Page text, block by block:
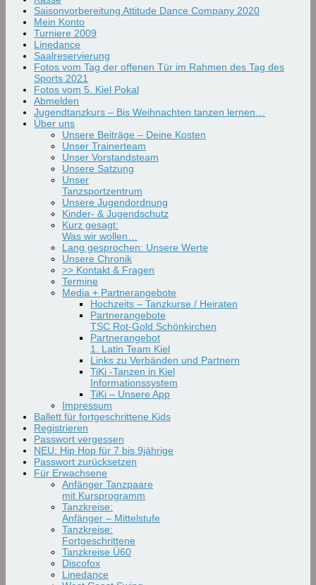
Saisonvorbereitung Attitude Dance Company 2020
Mein Konto
Turniere 2009
Linedance
Saalreservierung
Fotos vom Tag der offenen Tür im Rahmen des Tag des
Sports 2021
Fotos vom 5. Kiel Pokal
Abmelden
Jugendtanzkurs – Bis Weihnachten tanzen lernen…
Über uns
Unsere Beiträge – Deine Kosten
Unser Trainerteam
Unser Vorstandsteam
Unsere Satzung
Unser
Tanzsportzentrum
Unsere Jugendordnung
Kinder- & Jugendschutz
Kurz gesagt:
Was wir wollen…
Lang gesprochen: Unsere Werte
Unsere Chronik
>> Kontakt & Fragen
Termine
Media + Partnerangebote
Hochzeits – Tanzkurse / Heiraten
Partnerangebote
TSC Rot-Gold Schönkirchen
Partnerangebot
1. Latin Team Kiel
Links zu Verbänden und Partnern
TiKi -Tanzen in Kiel
Informationssystem
TiKi – Unsere App
Impressum
Ballett für fortgeschrittene Kids
Registrieren
Passwort vergessen
NEU: Hip Hop für 7 bis 9jährige
Passwort zurücksetzen
Für Erwachsene
Anfänger Tanzpaare
mit Kursprogramm
Tanzkreise:
Anfänger – Mittelstufe
Tanzkreise:
Fortgeschrittene
Tanzkreise Ü60
Discofox
Linedance